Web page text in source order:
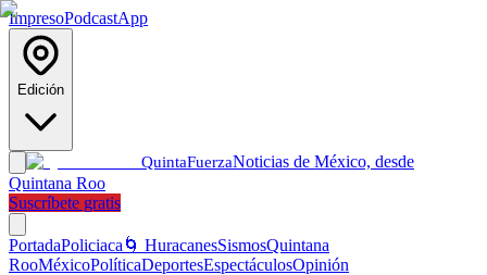
ImpresoPodcastApp
Edición
QuintaFuerzaNoticias de México, desde
Quintana Roo
Suscríbete gratis
PortadaPoliciaca 🌀 HuracanesSismosQuintana
RooMéxicoPolíticaDeportesEspectáculosOpinión